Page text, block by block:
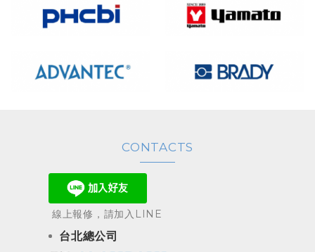
CONTACTS
線上報修，請加入LINE
台北總公司